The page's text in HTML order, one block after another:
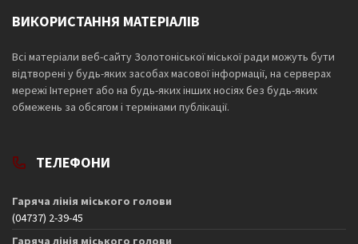
ВИКОРИСТАННЯ МАТЕРІАЛІВ
Всі матеріали веб-сайту Золотоніської міської ради можуть бути
відтворені у будь-яких засобах масової інформації, на серверах
мережі Інтернет або на будь-яких інших носіях без будь-яких
обмежень за обсягом і термінами публікації.
ТЕЛЕФОНИ
Гаряча лінія міського голови
(04737) 2-39-45
Гаряча лінія міського голови